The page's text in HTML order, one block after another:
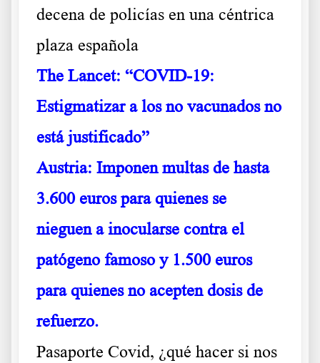
decena de policías en una céntrica
plaza española
The Lancet: “COVID-19:
Estigmatizar a los no vacunados no
está justificado”
Austria: Imponen multas de hasta
3.600 euros para quienes se
nieguen a inocularse contra el
patógeno famosoy 1.500 euros
para quienes no acepten dosis de
refuerzo.
Pasaporte Covid, ¿qué hacer si nos